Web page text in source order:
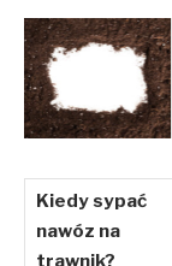
Kiedy sypać
nawóz na
trawnik?